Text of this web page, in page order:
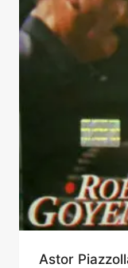
Astor